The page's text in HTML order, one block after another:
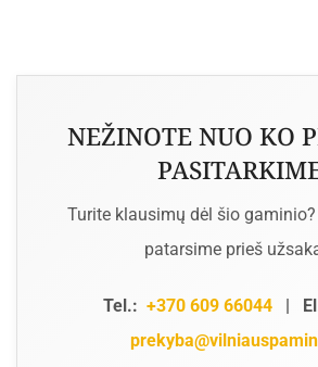
NEŽINOTE NUO KO
Turite klausimų dėl šio
patarsime prieš
Tel.: +370 609 66044|